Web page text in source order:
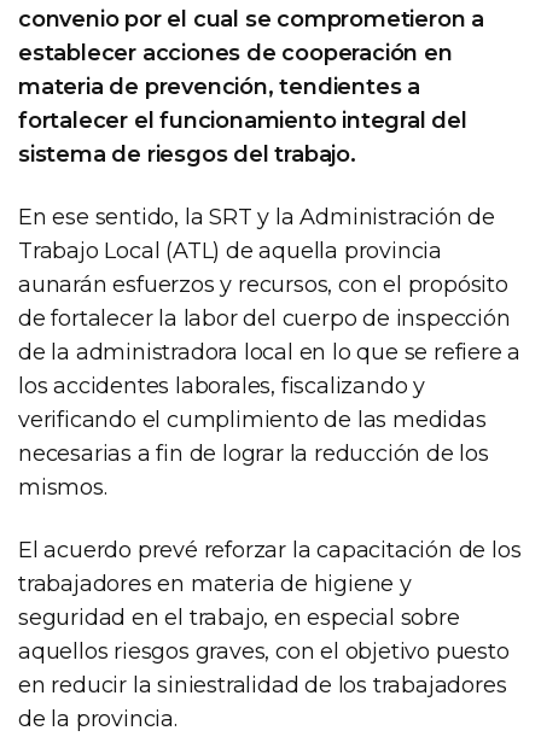
convenio por el cual se comprometieron a
establecer acciones de cooperación en
materia de prevención, tendientes a
fortalecer el funcionamiento integral del
sistema de riesgos del trabajo.
En ese sentido, la SRT y la Administración de
Trabajo Local (ATL) de aquella provincia
aunarán esfuerzos y recursos, con el propósito
de fortalecer la labor del cuerpo de inspección
de la administradora local en lo que se refiere a
los accidentes laborales, fiscalizando y
verificando el cumplimiento de las medidas
necesarias a fin de lograr la reducción de los
mismos.
El acuerdo prevé reforzar la capacitación de los
trabajadores en materia de higiene y
seguridad en el trabajo, en especial sobre
aquellos riesgos graves, con el objetivo puesto
en reducir la siniestralidad de los trabajadores
de la provincia.